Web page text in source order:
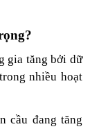
gia tăng bởi dữ
nhiều hoạt
cầu đang tăng